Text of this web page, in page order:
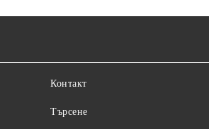
Контакт
Търсене